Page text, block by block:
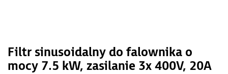
Filtr sinusoidalny do falownika o
mocy 7.5 kW, zasilanie 3x 400V, 20A